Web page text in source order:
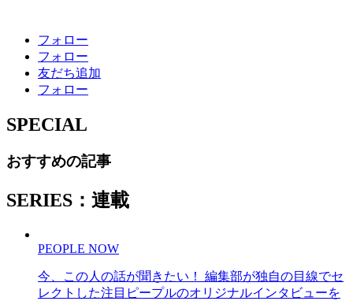
フォロー
フォロー
友だち追加
フォロー
SPECIAL
おすすめの記事
SERIES：連載
PEOPLE NOW
今、この人の話が聞きたい！ 編集部が独自の目線でセ
レクトした注目ピープルのオリジナルインタビューを